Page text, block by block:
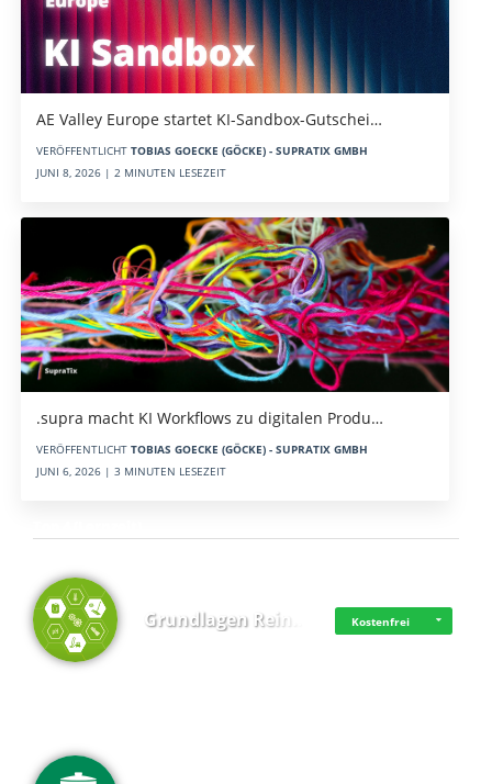
AE Valley Europe startet KI-Sandbox-Gutschei…
VERÖFFENTLICHT TOBIAS GOECKE (GÖCKE) - SUPRATIX GMBH
JUNI 8, 2026 | 2 MINUTEN LESEZEIT
.supra macht KI Workflows zu digitalen Produ…
VERÖFFENTLICHT TOBIAS GOECKE (GÖCKE) - SUPRATIX GMBH
JUNI 6, 2026 | 3 MINUTEN LESEZEIT
Grundlagen Rein… Kostenfrei